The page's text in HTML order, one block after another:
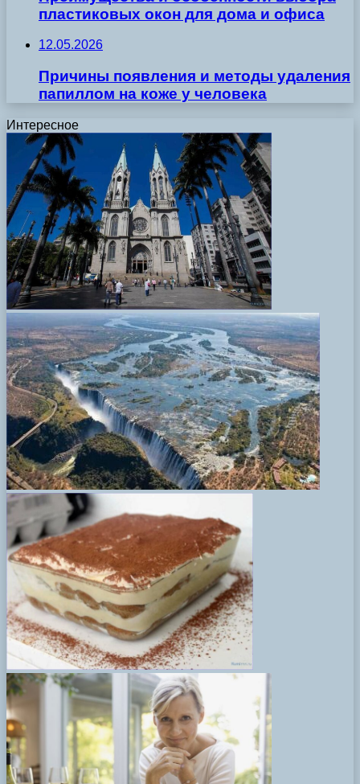
пластиковых окон для дома и офиса
12.05.2026
Причины появления и методы удаления
папиллом на коже у человека
Интересное